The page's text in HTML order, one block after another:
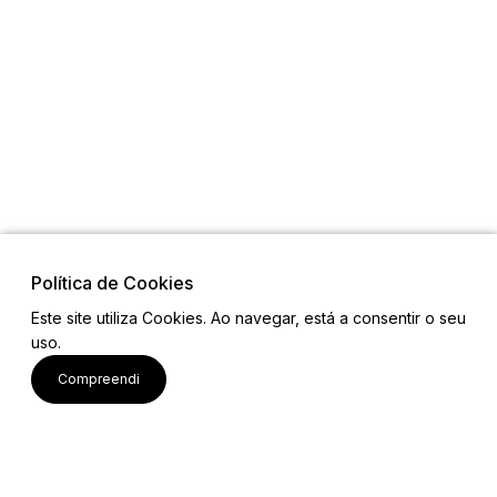
Política de Cookies
Este site utiliza Cookies. Ao navegar, está a consentir o seu
uso.
Compreendi
Links
Mapa do Site
Equipa